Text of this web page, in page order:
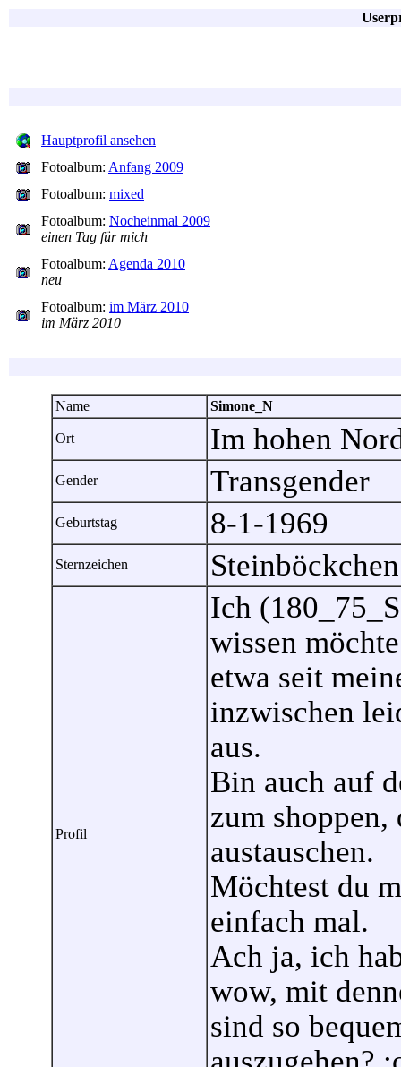
Hauptprofil ansehen
Fotoalbum: Anfang 2009
Fotoalbum: mixed
Fotoalbum: Nocheinmal 2009
einen Tag für mich
Fotoalbum: Agenda 2010
neu
Fotoalbum: im März 2010
im März 2010
Name Simone_N
Ort Im hohen
Gender Transgender
Geburtstag 8-1-1969
Sternzeichen Steinböckchen
Profil
Ich
wissen
etwa seit
inzwischen
aus.
Bin auch auf
zum shoppen,
austauschen.
Möchtest du
einfach mal.
Ach ja, ich
wow, mit
sind so